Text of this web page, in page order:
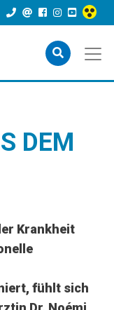
DEM
Krankheit
fühlt sich